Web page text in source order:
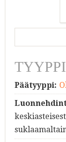
Päätyyppi: